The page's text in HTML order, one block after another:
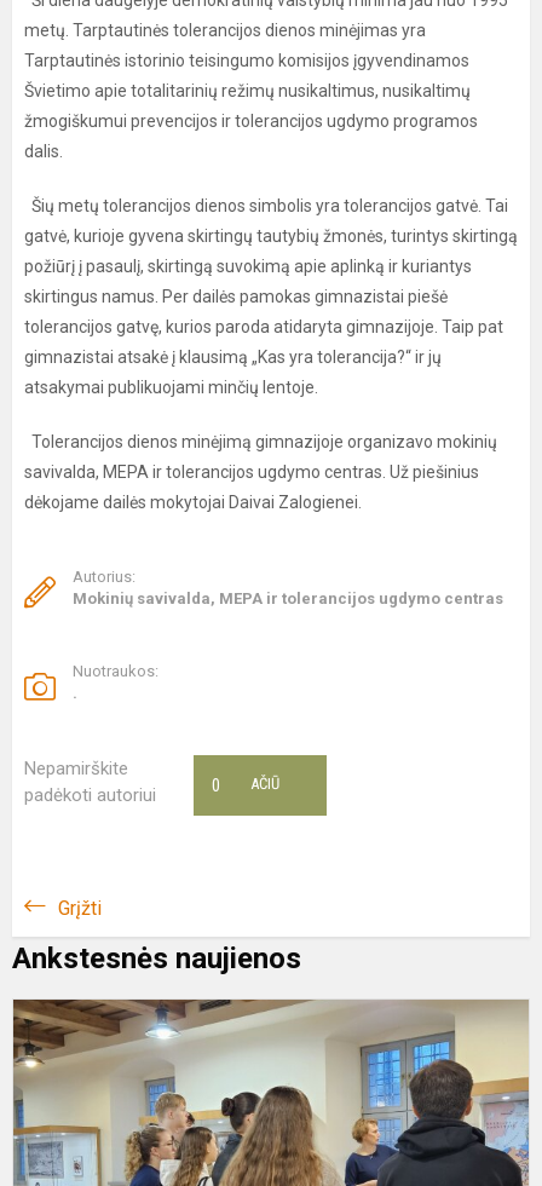
metų. Tarptautinės tolerancijos dienos minėjimas yra
Tarptautinės istorinio teisingumo komisijos įgyvendinamos
Švietimo apie totalitarinių režimų nusikaltimus, nusikaltimų
žmogiškumui prevencijos ir tolerancijos ugdymo programos
dalis.
Šių metų tolerancijos dienos simbolis yra tolerancijos gatvė. Tai
gatvė, kurioje gyvena skirtingų tautybių žmonės, turintys skirtingą
požiūrį į pasaulį, skirtingą suvokimą apie aplinką ir kuriantys
skirtingus namus. Per dailės pamokas gimnazistai piešė
tolerancijos gatvę, kurios paroda atidaryta gimnazijoje. Taip pat
gimnazistai atsakė į klausimą „Kas yra tolerancija?“ ir jų
atsakymai publikuojami minčių lentoje.
Tolerancijos dienos minėjimą gimnazijoje organizavo mokinių
savivalda, MEPA ir tolerancijos ugdymo centras. Už piešinius
dėkojame dailės mokytojai Daivai Zalogienei.
Autorius:
Mokinių savivalda, MEPA ir tolerancijos ugdymo centras
Nuotraukos:
.
Nepamirškite
padėkoti autoriui
AČIŪ
0
Grįžti
Ankstesnės naujienos